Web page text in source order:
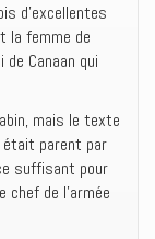
d’excellentes
la femme de
Canaan qui
mais le texte
était parent par
suffisant pour
de l’armée